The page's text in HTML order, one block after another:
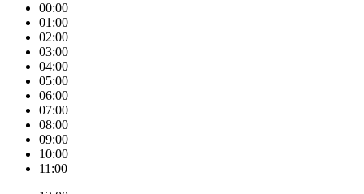
00:00
01:00
02:00
03:00
04:00
05:00
06:00
07:00
08:00
09:00
10:00
11:00